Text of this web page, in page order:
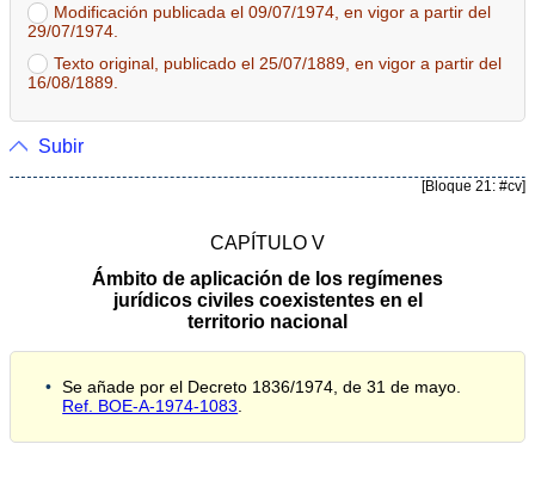
Modificación publicada el 09/07/1974, en vigor a partir del
29/07/1974.
Texto original, publicado el 25/07/1889, en vigor a partir del
16/08/1889.
Subir
[Bloque 21: #cv]
CAPÍTULO V
Ámbito de aplicación de los regímenes
jurídicos civiles coexistentes en el
territorio nacional
Se añade por el Decreto 1836/1974, de 31 de mayo.
Ref. BOE-A-1974-1083.